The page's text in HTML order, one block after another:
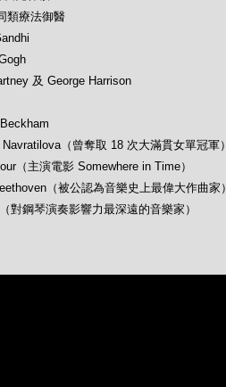
類療法御醫
及 George Harrison
（曾奪取 18 次大滿貫女單冠軍）
（主演電影 Somewhere in Time）
（被公認為音樂史上最偉大作曲家）
對鋼琴演奏影響力最深遠的音樂家）